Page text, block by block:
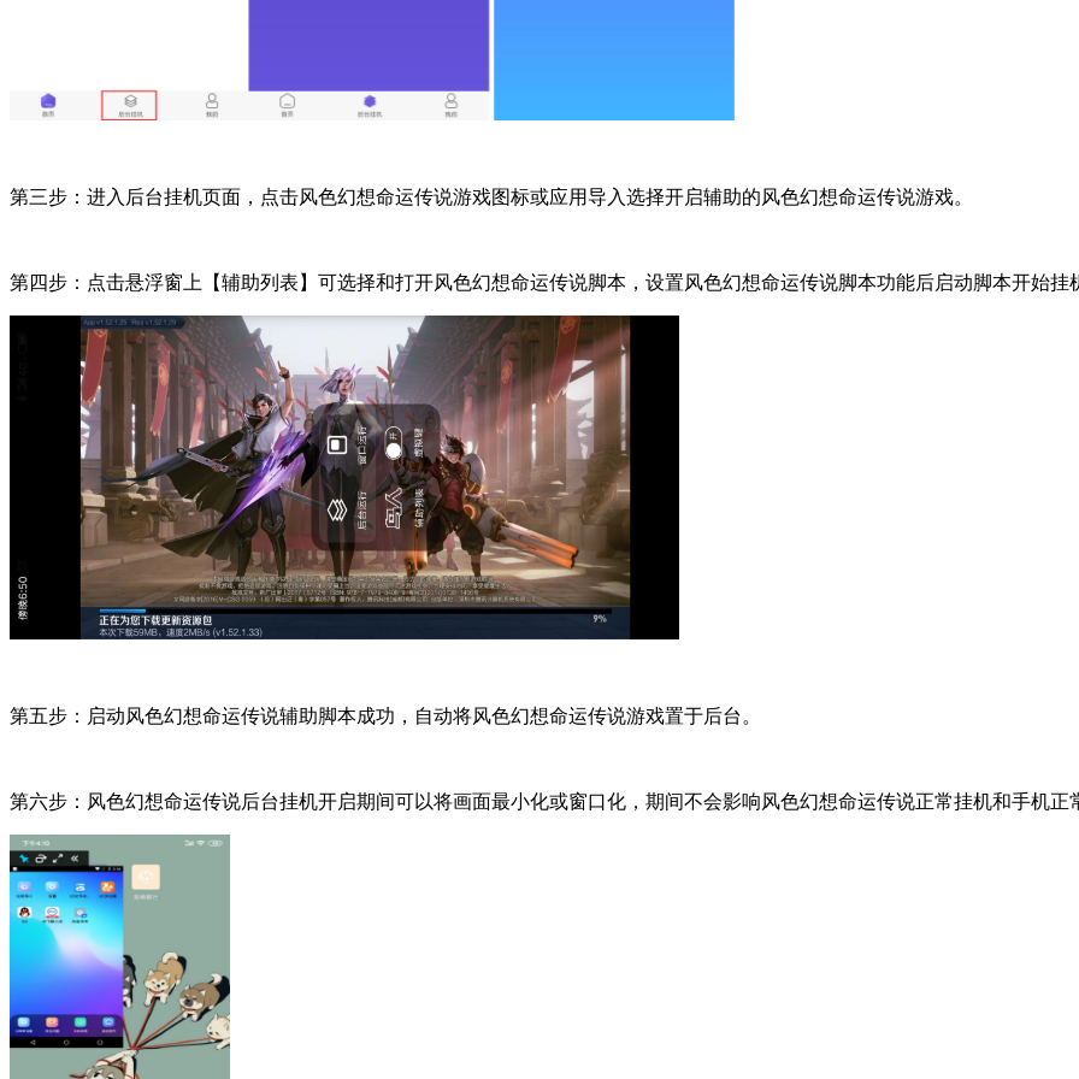
第三步：进入后台挂机页面，点击风色幻想命运传说游戏图标或应用导入选择开启辅助的风色幻想命运传说游戏。
第四步：点击悬浮窗上【辅助列表】可选择和打开风色幻想命运传说脚本，设置风色幻想命运传说脚本功能后启动脚本开始挂
第五步：启动风色幻想命运传说辅助脚本成功，自动将风色幻想命运传说游戏置于后台。
第六步：风色幻想命运传说后台挂机开启期间可以将画面最小化或窗口化，期间不会影响风色幻想命运传说正常挂机和手机正